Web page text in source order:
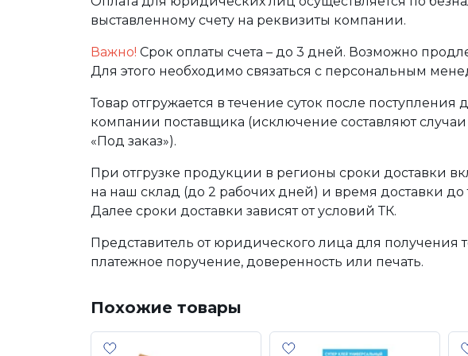
выставленному счету на реквизиты компании.
Важно! Срок оплаты счета – до 3 дней. Возможно
Для этого необходимо связаться с персональным
Товар отгружается в течение суток после поступления
компании поставщика (исключение составляют
«Под заказ»).
При отгрузке продукции в регионы сроки доставки
на наш склад (до 2 рабочих дней) и время доставки
Далее сроки доставки зависят от условий ТК.
Представитель от юридического лица для получения
платежное поручение, доверенность или печать.
Похожие товары